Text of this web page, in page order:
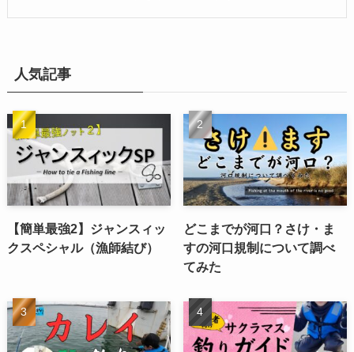
人気記事
【簡単最強2】ジャンスィッ
クスペシャル（漁師結び）
どこまでが河口？さけ・ま
すの河口規制について調べ
てみた